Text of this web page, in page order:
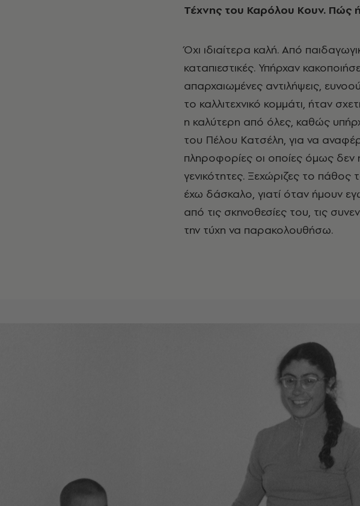
Τέχνης του Καρόλου Κουν. Πώς
Όχι ιδιαίτερα καλή. Από
καταπιεστικές. Υπήρχαν
απαρχαιωμένες αντιλήψεις,
το καλλιτεχνικό κομμάτι, ήταν
η καλύτερη από όλες, καθώς
του Πέλου Κατσέλη, για να
πληροφορίες οι οποίες όμως
γενικότητες. Ξεχώριζες το πάθος
έχω δάσκαλο, γιατί όταν ήμουν
από τις σκηνοθεσίες του, τις
την τύχη να παρακολουθήσω.